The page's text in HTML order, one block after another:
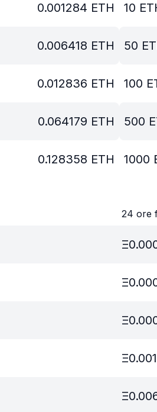
0.001284 ETH
0.006418 ETH
0.012836 ETH
0.064179 ETH
0.128358 ETH
10
50
100
500
1000
24 ore
Ξ
Ξ
Ξ
Ξ
Ξ